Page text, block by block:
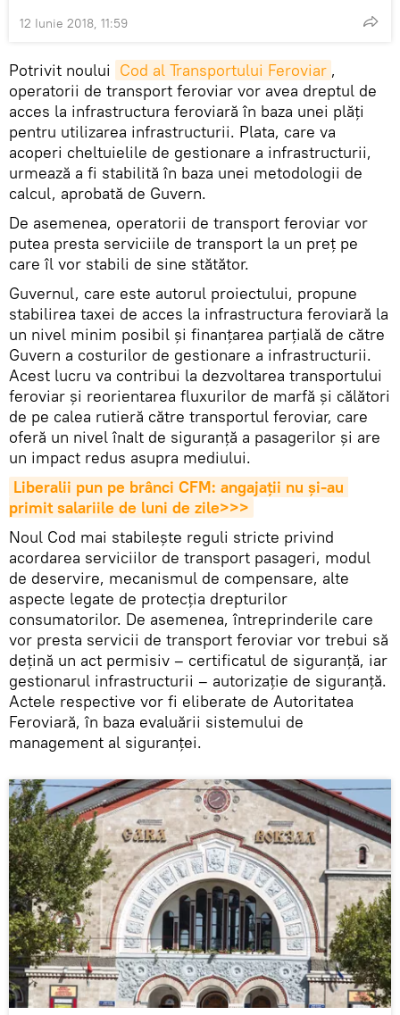
12 Iunie 2018, 11:59
Potrivit noului Cod al Transportului Feroviar ,
operatorii de transport feroviar vor avea dreptul de
acces la infrastructura feroviară în baza unei plăți
pentru utilizarea infrastructurii. Plata, care va
acoperi cheltuielile de gestionare a infrastructurii,
urmează a fi stabilită în baza unei metodologii de
calcul, aprobată de Guvern.
De asemenea, operatorii de transport feroviar vor
putea presta serviciile de transport la un preț pe
care îl vor stabili de sine stătător.
Guvernul, care este autorul proiectului, propune
stabilirea taxei de acces la infrastructura feroviară la
un nivel minim posibil și finanțarea parțială de către
Guvern a costurilor de gestionare a infrastructurii.
Acest lucru va contribui la dezvoltarea transportului
feroviar și reorientarea fluxurilor de marfă și călători
de pe calea rutieră către transportul feroviar, care
oferă un nivel înalt de siguranță a pasagerilor și are
un impact redus asupra mediului.
Liberalii pun pe brânci CFM: angajații nu și-au
primit salariile de luni de zile>>>
Noul Cod mai stabilește reguli stricte privind
acordarea serviciilor de transport pasageri, modul
de deservire, mecanismul de compensare, alte
aspecte legate de protecția drepturilor
consumatorilor. De asemenea, întreprinderile care
vor presta servicii de transport feroviar vor trebui să
dețină un act permisiv – certificatul de siguranță, iar
gestionarul infrastructurii – autorizație de siguranță.
Actele respective vor fi eliberate de Autoritatea
Feroviară, în baza evaluării sistemului de
management al siguranței.